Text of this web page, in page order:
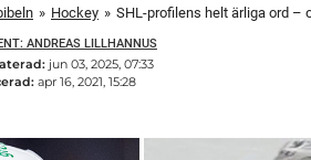
» Hockey » SHL-profilens helt ärliga ord –
ANDREAS LILLHANNUS
jun 03, 2025, 07:33
apr 16, 2021, 15:28